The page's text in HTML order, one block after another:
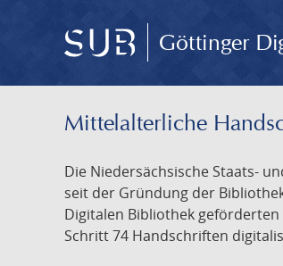
Göttinger
Mittelalterliche
Die Niedersächsische Staats-
seit der Gründung der
Digitalen Bibliothek
Schritt 74 Handschriften